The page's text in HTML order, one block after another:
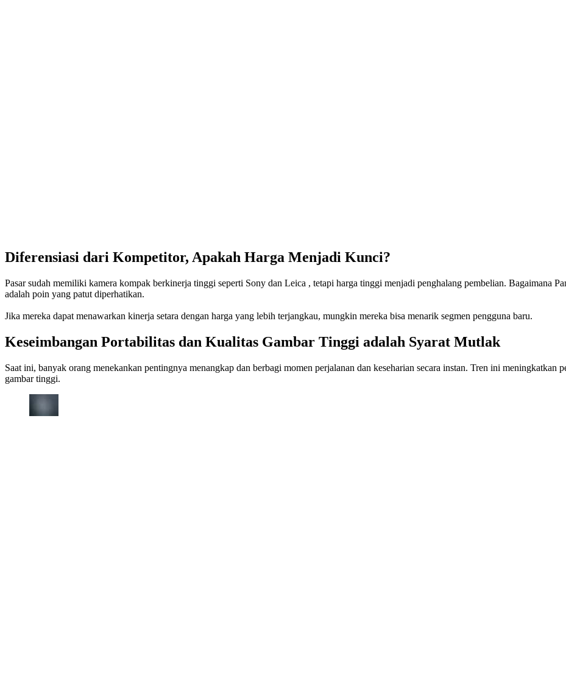
Diferensiasi dari Kompetitor, Apakah Harga Menjadi Kunci?
Pasar sudah memiliki kamera kompak berkinerja tinggi seperti Sony dan Leica , tetapi harga tinggi menjadi penghalang pembelian. Bagaimana
adalah poin yang patut diperhatikan.
Jika mereka dapat menawarkan kinerja setara dengan harga yang lebih terjangkau, mungkin mereka bisa menarik segmen pengguna baru.
Keseimbangan Portabilitas dan Kualitas Gambar Tinggi adalah Syarat Mutlak
Saat ini, banyak orang menekankan pentingnya menangkap dan berbagi momen perjalanan dan keseharian secara instan. Tren ini meningkatkan
gambar tinggi.